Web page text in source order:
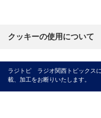
クッキーの使用について
ラジトピ ラジオ関西トピックス
載、加工をお断りいたします。